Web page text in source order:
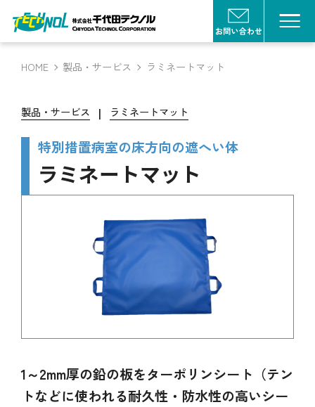
HOME 製品・サービス ラミネートマット
製品・サービス | ラミネートマット
特別措置病室の床方向の遮へい体
ラミネートマット
1～2mm厚の鉛の板をターポリンシート（テン
トなどに使われる耐久性・防水性の高いシー